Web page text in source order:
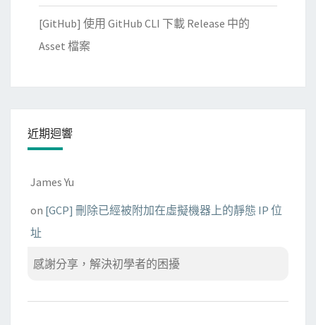
[GitHub] 使用 GitHub CLI 下載 Release 中的
Asset 檔案
近期迴響
James Yu
on [GCP] 刪除已經被附加在虛擬機器上的靜態 IP 位
址
感謝分享，解決初學者的困擾